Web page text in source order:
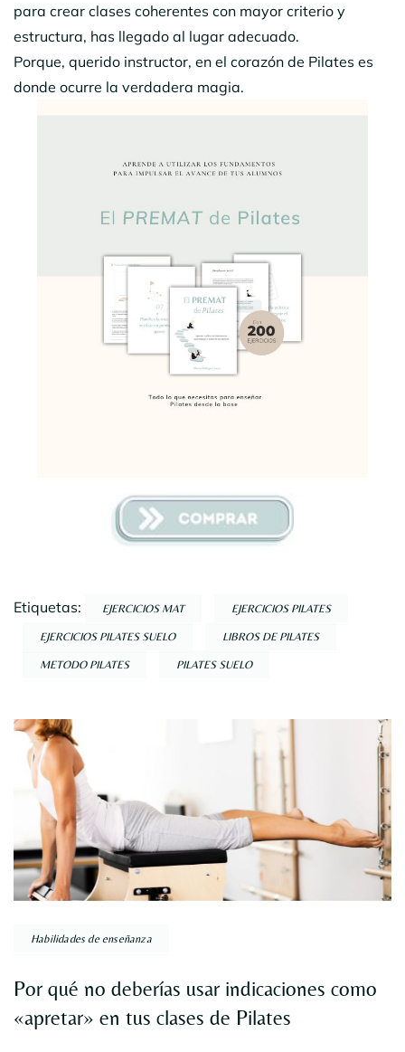
para crear clases coherentes con mayor criterio y
estructura, has llegado al lugar adecuado.
Porque, querido instructor, en el corazón de Pilates es
donde ocurre la verdadera magia.
Etiquetas: EJERCICIOS MAT EJERCICIOS PILATES
EJERCICIOS PILATES SUELO LIBROS DE PILATES
METODO PILATES PILATES SUELO
Navegación
por
entradas
Habilidades de enseñanza
Por qué no deberías usar indicaciones como
«apretar» en tus clases de Pilates